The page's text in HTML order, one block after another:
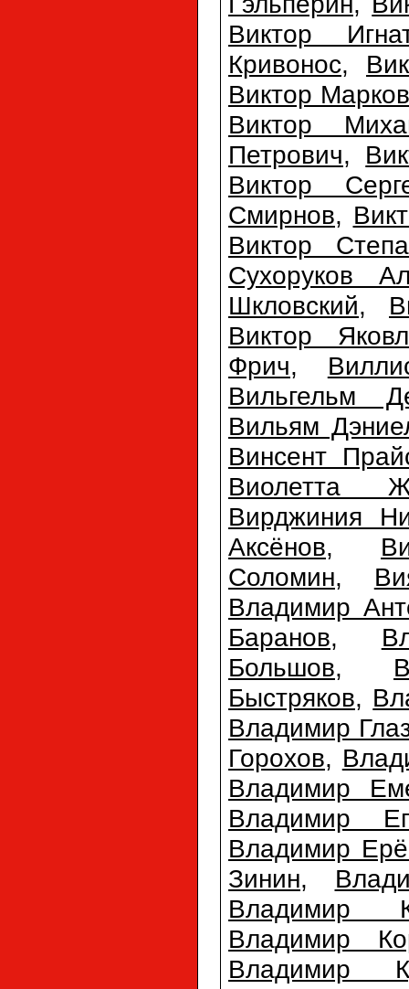
Виктор
Кривонос,
Виктор Марков
Виктор
Петрович,
Виктор
Смирнов,
Виктор
Сухоруков
Шкловский,
Виктор
Фрич,
Вильгельм
Вильям
Винсент
Виолетта
Вирджиния
Аксёнов,
Соломин,
Владимир
Баранов,
Большов,
Быстряков,
Владимир
Горохов,
Владимир
Владимир
Владимир
Зинин,
Владимир
Владимир
Владимир